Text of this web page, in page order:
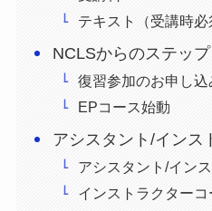
テキスト（受講時必
NCLSからのステッ
復習参加のお申し込
EPコース始動
アシスタント/インス
アシスタント/イン
インストラクター